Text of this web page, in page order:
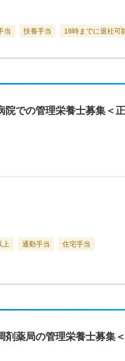
当 扶養手当 18時までに退社可
院での管理栄養士募集＜
上 通勤手当
住宅手当
薬局の管理栄養士募集